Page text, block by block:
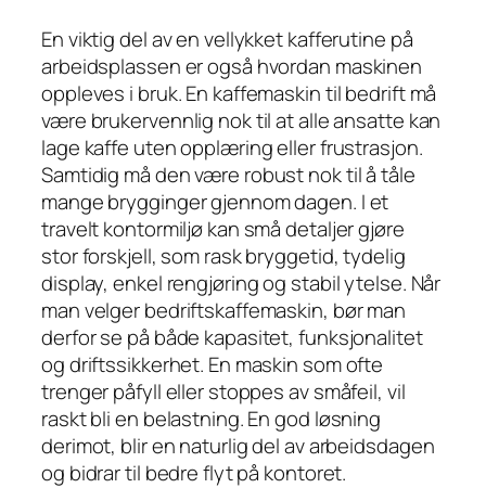
En viktig del av en vellykket kafferutine på
arbeidsplassen er også hvordan maskinen
oppleves i bruk. En kaffemaskin til bedrift må
være brukervennlig nok til at alle ansatte kan
lage kaffe uten opplæring eller frustrasjon.
Samtidig må den være robust nok til å tåle
mange brygginger gjennom dagen. I et
travelt kontormiljø kan små detaljer gjøre
stor forskjell, som rask bryggetid, tydelig
display, enkel rengjøring og stabil ytelse. Når
man velger bedriftskaffemaskin, bør man
derfor se på både kapasitet, funksjonalitet
og driftssikkerhet. En maskin som ofte
trenger påfyll eller stoppes av småfeil, vil
raskt bli en belastning. En god løsning
derimot, blir en naturlig del av arbeidsdagen
og bidrar til bedre flyt på kontoret.